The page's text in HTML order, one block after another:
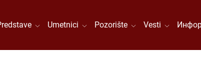
Umetnici Pozorište Vesti